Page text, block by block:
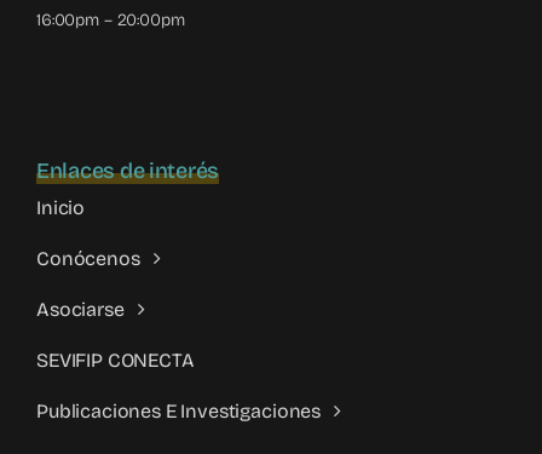
16:00pm – 20:00pm
Enlaces de interés
Inicio
Conócenos
Asociarse
SEVIFIP CONECTA
Publicaciones E Investigaciones